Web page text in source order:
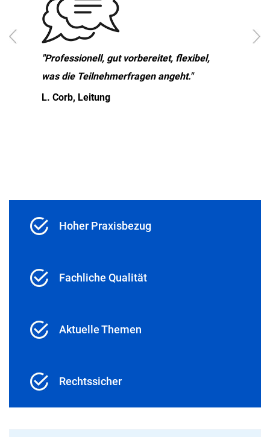
"Professionell, gut vorbereitet, flexibel,
was die Teilnehmerfragen angeht."
L. Corb, Leitung
Hoher Praxisbezug
Fachliche Qualität
Aktuelle Themen
Rechtssicher